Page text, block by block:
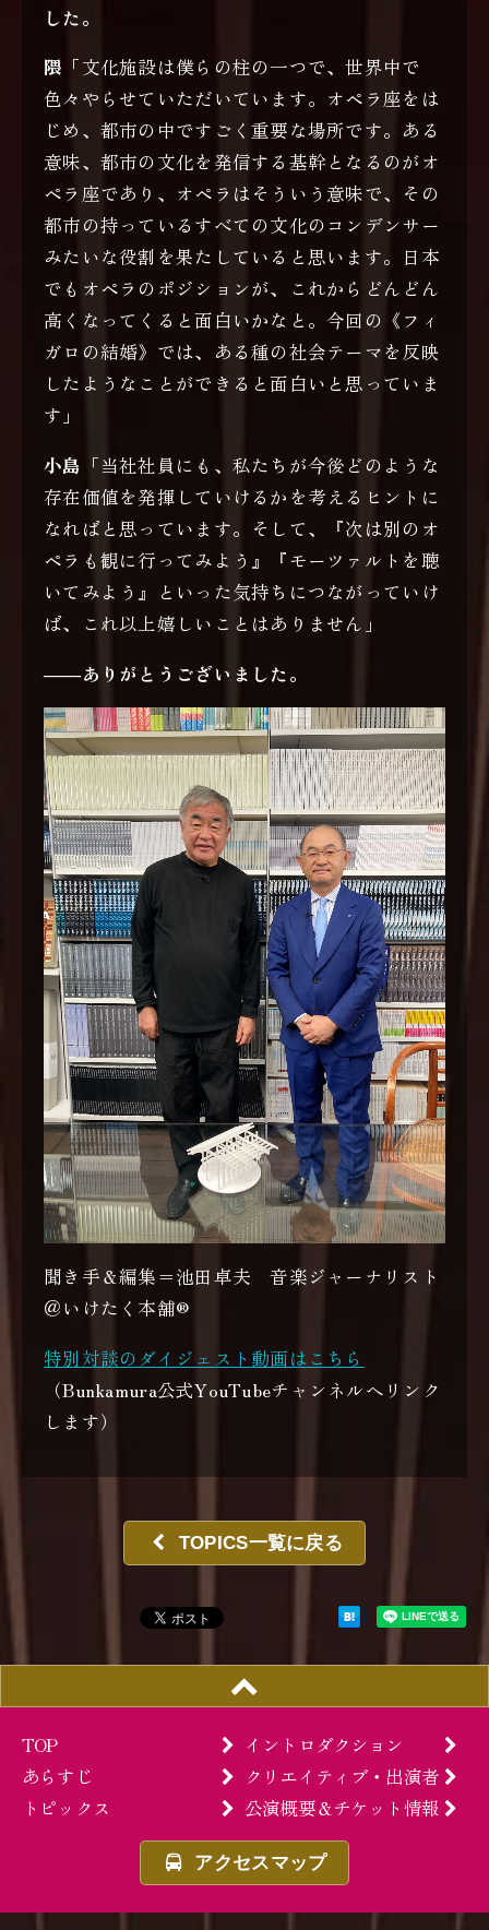
した。
隈 「文化施設は僕らの柱の一つで、世界中で
色々やらせていただいています。オペラ座をは
じめ、都市の中ですごく重要な場所です。ある
意味、都市の文化を発信する基幹となるのがオ
ペラ座であり、オペラはそういう意味で、その
都市の持っているすべての文化のコンデンサー
みたいな役割を果たしていると思います。日本
でもオペラのポジションが、これからどんどん
高くなってくると面白いかなと。今回の《フィ
ガロの結婚》では、ある種の社会テーマを反映
したようなことができると面白いと思っていま
す」
小島 「当社社員にも、私たちが今後どのような
存在価値を発揮していけるかを考えるヒントに
なればと思っています。そして、『次は別のオ
ペラも観に行ってみよう』『モーツァルトを聴
いてみよう』といった気持ちにつながっていけ
ば、これ以上嬉しいことはありません」
――ありがとうございました。
聞き手＆編集＝池田卓夫 音楽ジャーナリスト
＠いけたく本舗®
特別対談のダイジェスト動画はこちら
（Bunkamura公式YouTubeチャンネルへリンク
します）
TOPICS一覧に戻る
TOP
イントロダクション
あらすじ
クリエイティブ ・出演者
トピックス
公演概要＆チケット情報
アクセスマップ